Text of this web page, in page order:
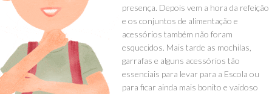
presença. Depois vem a hora da refeição
e os conjuntos de alimentação e
acessórios também não foram
esquecidos. Mais tarde as mochilas,
garrafas e alguns acessórios tão
essenciais para levar para a Escola ou
para ficar ainda mais bonito e vaidoso